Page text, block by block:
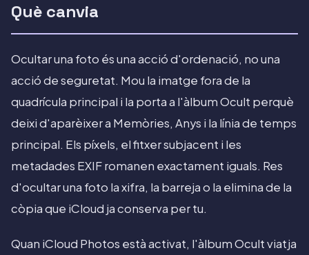
Què canvia
Ocultar una foto és una acció d'ordenació, no una
acció de seguretat. Mou la imatge fora de la
quadrícula principal i la porta a l'àlbum Ocult perquè
deixi d'aparèixer a Memòries, Anys i la línia de temps
principal. Els píxels, el fitxer subjacent i les
metadades EXIF romanen exactament iguals. Res
d'ocultar una foto la xifra, la barreja o la elimina de la
còpia que iCloud ja conserva per tu.
Quan iCloud Photos està activat, l'àlbum Ocult viatja